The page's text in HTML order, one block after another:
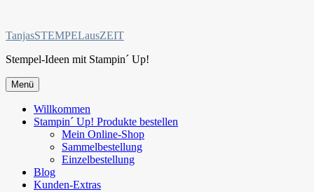
springen
TanjasSTEMPELausZEIT
Stempel-Ideen mit Stampin´ Up!
Menü
Willkommen
Stampin´ Up! Produkte bestellen
Mein Online-Shop
Sammelbestellung
Einzelbestellung
Blog
Kunden-Extras